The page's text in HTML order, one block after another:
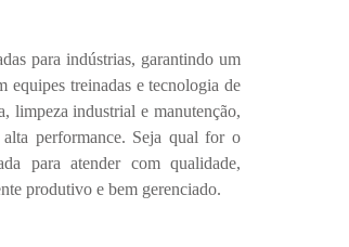
para indústrias, garantindo um
equipes treinadas e tecnologia de
limpeza industrial e manutenção,
performance. Seja qual for o
para atender comqualidade,
produtivo e bem gerenciado.